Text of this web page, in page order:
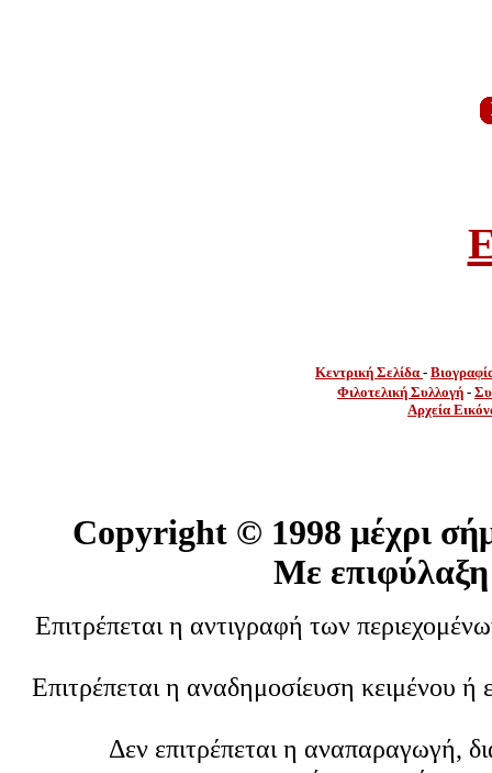
Κεντρική Σελίδα -
Φιλοτελική Συλλογή -
Αρχεία
Copyright © 1998 μέχρι
Με επιφύλαξη
Επιτρέπεται η αντιγραφή των
Επιτρέπεται η αναδημοσίευση κειμένου
Δεν επιτρέπεται η αναπαραγωγή,